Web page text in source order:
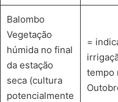
Balombo
Vegetação
húmida no final
da estação
seca (cultura
potencialmente
=
tempo